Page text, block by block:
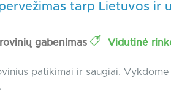
tarp Lietuvos ir
gabenimas Vidutinė
patikimai ir saugiai.